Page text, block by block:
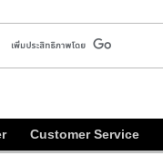
Customer Service